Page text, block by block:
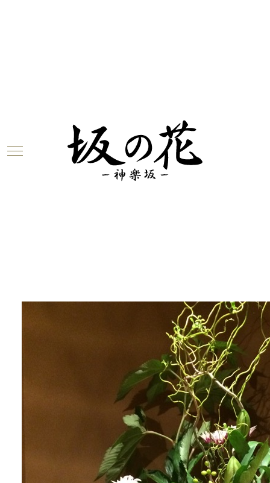
今週のお花が届きました！（7月3日）
神楽坂は「坂の花」より、今週のお花をお届けします